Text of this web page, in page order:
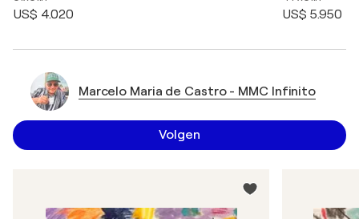
US$ 4.020 US$ 5.950
Marcelo Maria de Castro - MMC Infinito
Volgen